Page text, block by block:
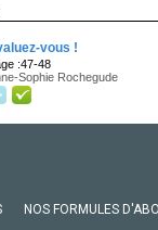
vous !
:47-48
Sophie Rochegude
NOS FORMULES